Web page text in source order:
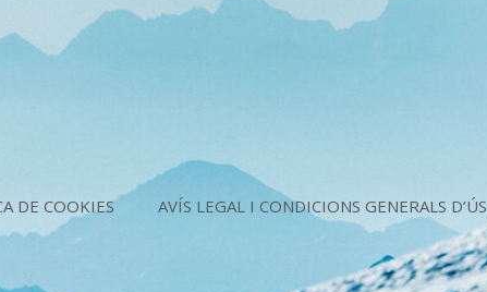
DE COOKIES AVÍS LEGAL I CONDICIONS GENERALS D’ÚS